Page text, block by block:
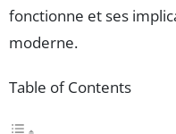
fonctionne et ses
moderne.
Table of Contents